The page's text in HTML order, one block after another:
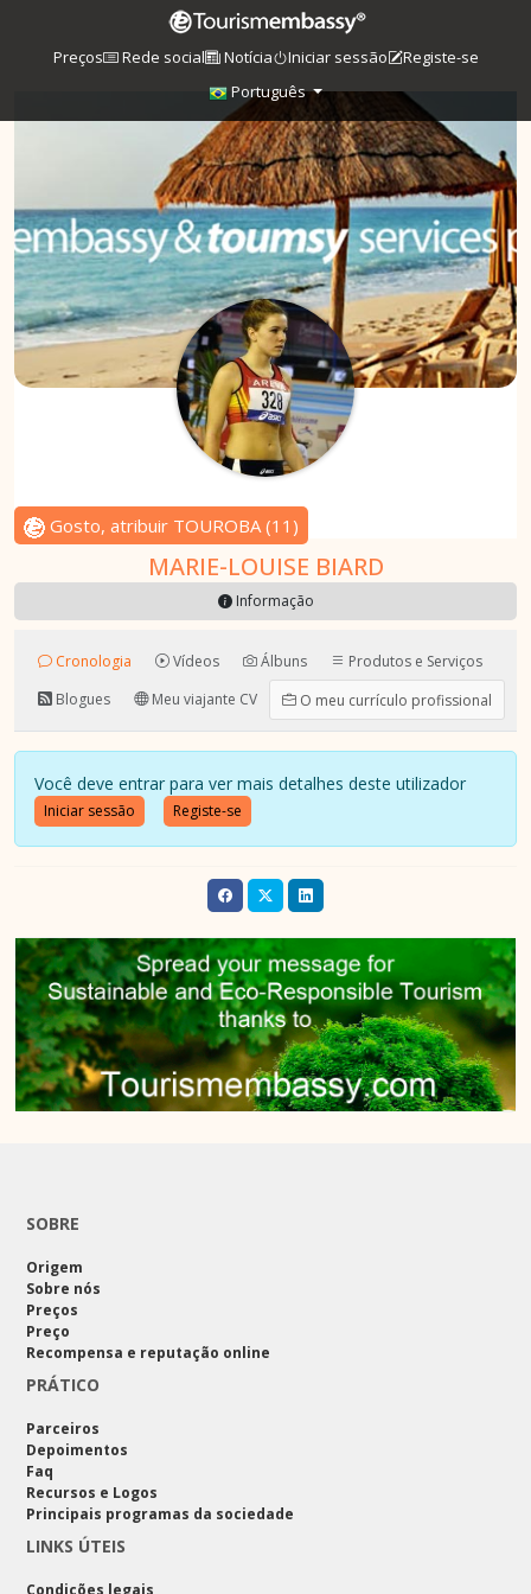
Preços Rede social Notícia Iniciar sessão
Registe-se
Português
Gosto, atribuir TOUROBA(11 )
MARIE-LOUISE BIARD
Informação
Cronologia Vídeos Álbuns
Produtos e Serviços
Blogues
Meu viajante CV O meu currículo profissional
Você deve entrar para ver mais detalhes deste utilizador
Iniciar sessão Registe-se
SOBRE
Origem
Sobre nós
Preços
Preço
Recompensa e reputação online
PRÁTICO
Parceiros
Depoimentos
Faq
Recursos e Logos
Principais programas da sociedade
LINKS ÚTEIS
Condições legais